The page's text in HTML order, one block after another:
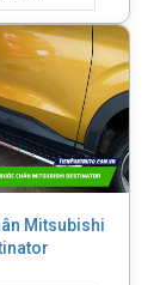
Mitsubishi